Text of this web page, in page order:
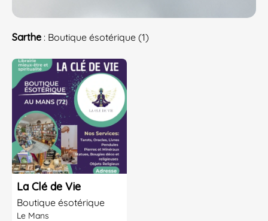
Sarthe : Boutique ésotérique (1)
La Clé de Vie
Boutique ésotérique
Le Mans